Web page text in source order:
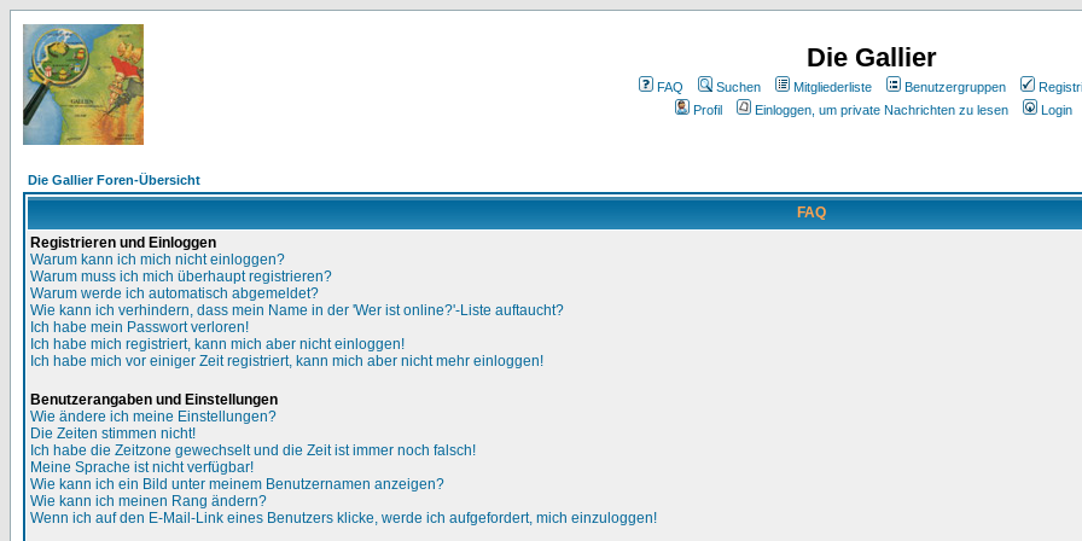
Die Gallier
FAQ Suchen Mitgliederliste Benutzergruppen
Profil
Einloggen, um private Nachrichten zu lesen Login
Die Gallier Foren-Übersicht
FAQ
Registrieren und Einloggen
Warum kann ich mich nicht einloggen?
Warum muss ich mich überhaupt registrieren?
Warum werde ich automatisch abgemeldet?
Wie kann ich verhindern, dass mein Name in der 'Wer ist online?'-Liste auftaucht?
Ich habe mein Passwort verloren!
Ich habe mich registriert, kann mich aber nicht einloggen!
Ich habe mich vor einiger Zeit registriert, kann mich aber nicht mehr einloggen!
Benutzerangaben und Einstellungen
Wie ändere ich meine Einstellungen?
Die Zeiten stimmen nicht!
Ich habe die Zeitzone gewechselt und die Zeit ist immer noch falsch!
Meine Sprache ist nicht verfügbar!
Wie kann ich ein Bild unter meinem Benutzernamen anzeigen?
Wie kann ich meinen Rang ändern?
Wenn ich auf den E-Mail-Link eines Benutzers klicke, werde ich aufgefordert, mich einzuloggen!